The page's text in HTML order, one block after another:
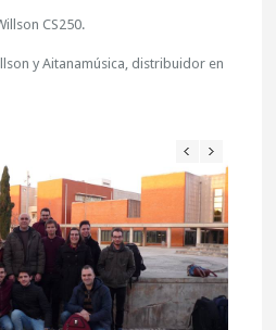
CS250.
y Aitanamúsica, distribuidor en